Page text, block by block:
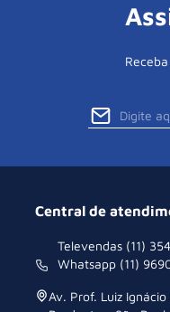
Receba
Central de
Televendas (11)
Whatsapp (11)
Av. Prof. Luiz